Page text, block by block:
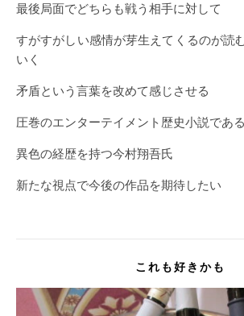
最後局面でどちらも戦う相手に対して
すがすがしい感情が芽生えてくるのが読
いく
矛盾という言葉を改めて感じさせる
圧巻のエンターテイメント歴史小説である
異色の経歴を持つ今村翔吾氏
新たな視点で今後の作品を期待したい
これも好きかも